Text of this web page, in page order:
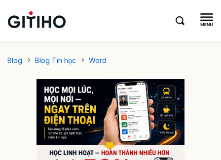
Blog Blog Tin học Word